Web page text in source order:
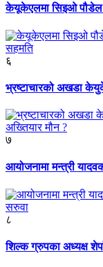
केयूकेएलमा सिइओ पौडेल
६
भ्रष्टाचारको अखडा
७
आयोजनामा मन्त्री
८
शिल्क ग्रुपका अध्यक्ष